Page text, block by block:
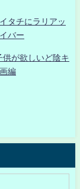
タチにラリアッ
バー
供が欲しいど陰キ
編